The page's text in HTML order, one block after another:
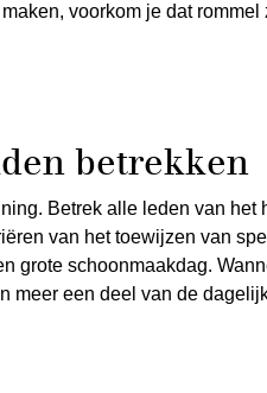
voorkom je dat
betrekken
Betrek alle leden van het
van het toewijzen van
grote schoonmaakdag.
meer een deel van de